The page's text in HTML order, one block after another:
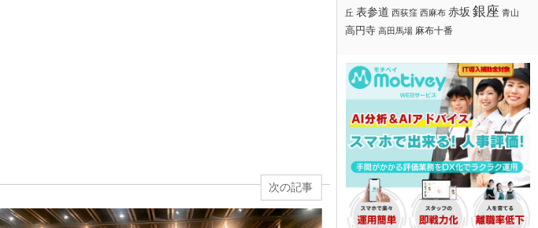
次の記事
丘 表参道 西荻窪 西麻布 赤坂 銀座 青山
高円寺 高田馬場 麻布十番